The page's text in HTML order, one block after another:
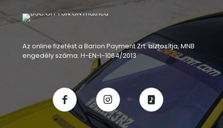
Az online fizetést a Barion Payment Zrt. biztosítja, MNB
engedély száma: H-EN-I-1064/2013